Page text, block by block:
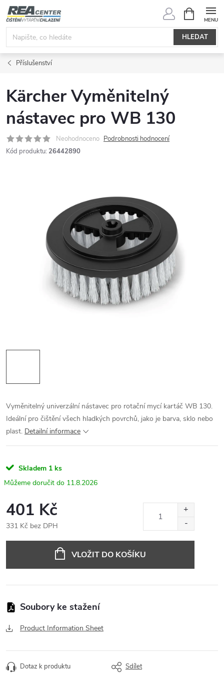
Přejít
na
obsah
HLEDAT
NÁKUPNÍ
KOŠÍK
Příslušenství
Kärcher Vyměnitelný
nástavec pro WB 130
Neohodnoceno Podrobnosti hodnocení
Kód produktu: 26442890
Vyměnitelný univerzální nástavec pro rotační mycí kartáč WB 130.
Ideální pro čištění všech hladkých povrchů, jako je barva, sklo nebo
plast. Detailní informace
Skladem 1 ks
11.8.2026
401 Kč
331 Kč bez DPH
VLOŽIT DO KOŠÍKU
Product Information Sheet
Dotaz k produktu Sdílet